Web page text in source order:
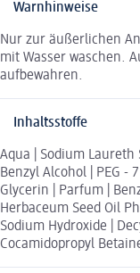
Warnhinweise
Nur zur äußerlichen
mit Wasser waschen.
aufbewahren.
Inhaltsstoffe
Aqua | Sodium Laureth
Benzyl Alcohol | PEG -
Glycerin | Parfum |
Herbaceum Seed Oil
Sodium Hydroxide |
Cocamidopropyl